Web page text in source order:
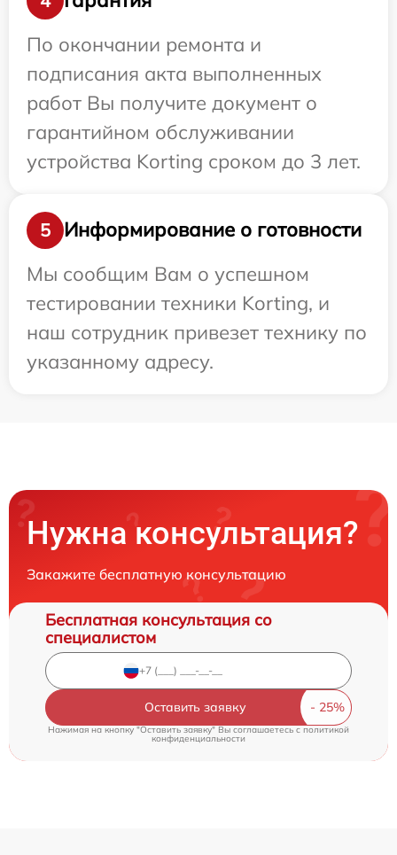
По окончании ремонта и
подписания акта выполненных
работ Вы получите документ о
гарантийном обслуживании
устройства Korting сроком до 3 лет.
5
Информирование о готовности
Мы сообщим Вам о успешном
тестировании техники Korting, и
наш сотрудник привезет технику по
указанному адресу.
Нужна консультация?
Закажите бесплатную консультацию
Бесплатная консультация со
специалистом
Оставить заявку
Нажимая на кнопку "Оставить заявку" Вы соглашаетесь cполитикой
конфиденциальности